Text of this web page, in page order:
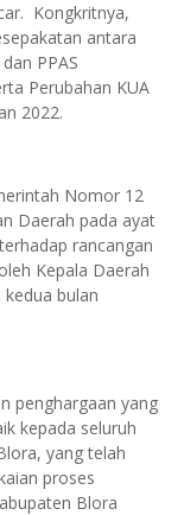
Kongkritnya,
antara
PPAS
Perubahan KUA
2022.
Nomor 12
Daerah pada ayat
rancangan
Kepala Daerah
bulan
penghargaan yang
kepada seluruh
yang telah
proses
Blora